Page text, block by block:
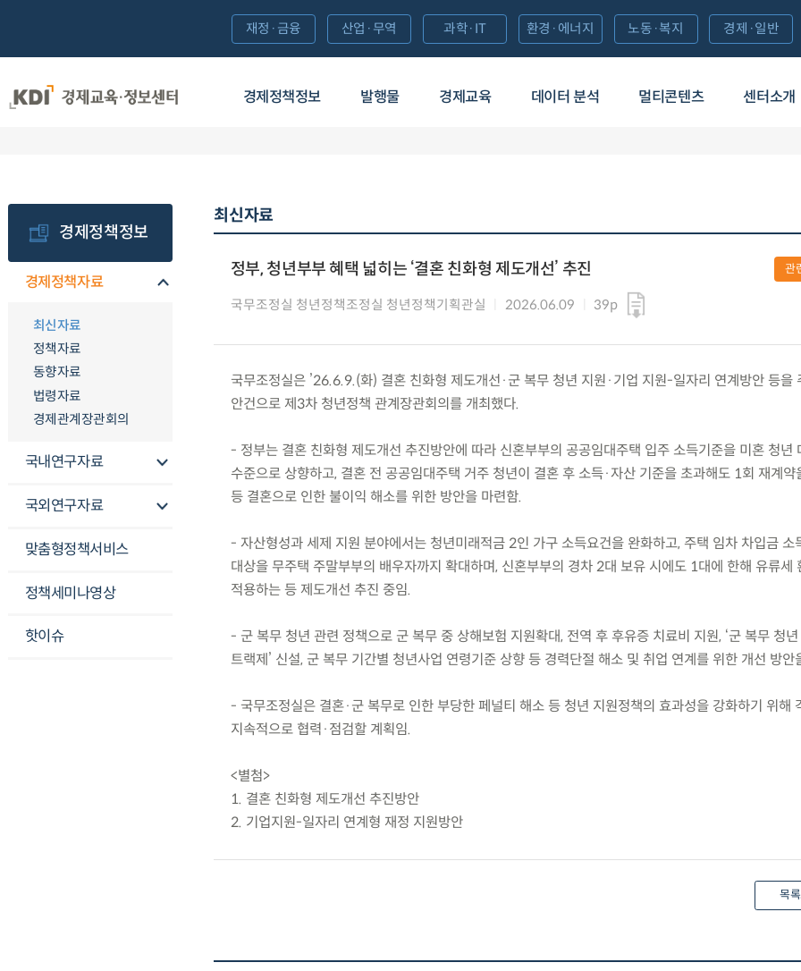
경제정책정보 발행물 경제교육 데이터 분석 멀티콘텐츠 센터소개
재정·금융 산업·무역 과학·IT 환경·에너지 노동·복지 경제·일반
경제정책정보
경제정책자료
최신자료
정책자료
동향자료
법령자료
경제관계장관회의
국내연구자료
국외연구자료
맞춤형정책서비스
정책세미나영상
핫이슈
최신자료
정부, 청년부부 혜택 넓히는 ‘결혼 친화형 제도개선’ 추진
국무조정실 청년정책조정실 청년정책기획관실 2026.06.09 39p
관
국무조정실은 ’26.6.9.(화) 결혼 친화형 제도개선·군 복무 청년 지원·기업 지원-일자리 연계방안 등을
안건으로 제3차 청년정책 관계장관회의를 개최했다.
- 정부는 결혼 친화형 제도개선 추진방안에 따라 신혼부부의 공공임대주택 입주 소득기준을 미혼 청년
수준으로 상향하고, 결혼 전 공공임대주택 거주 청년이 결혼 후 소득·자산 기준을 초과해도 1회 재계약
등 결혼으로 인한 불이익 해소를 위한 방안을 마련함.
- 자산형성과 세제 지원 분야에서는 청년미래적금 2인 가구 소득요건을 완화하고, 주택 임차 차입금 소
대상을 무주택 주말부부의 배우자까지 확대하며, 신혼부부의 경차 2대 보유 시에도 1대에 한해 유류세
적용하는 등 제도개선 추진 중임.
- 군 복무 청년 관련 정책으로 군 복무 중 상해보험 지원확대, 전역 후 후유증 치료비 지원, ‘군 복무 청
트랙제’ 신설, 군 복무 기간별 청년사업 연령기준 상향 등 경력단절 해소 및 취업 연계를 위한 개선 방안
- 국무조정실은 결혼·군 복무로 인한 부당한 페널티 해소 등 청년 지원정책의 효과성을 강화하기 위해
지속적으로 협력·점검할 계획임.
<별첨>
1. 결혼 친화형 제도개선 추진방안
2. 기업지원-일자리 연계형 재정 지원방안
목